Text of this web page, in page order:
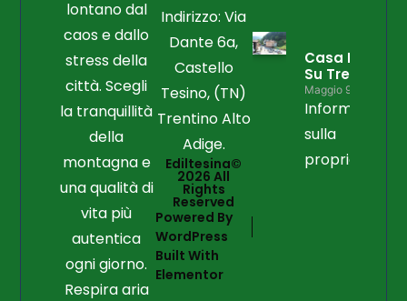
lontano dal
caos e dallo
stress della
città. Scegli
la tranquillità
della
montagna e
una qualità di
vita più
autentica
ogni giorno.
Respira aria
Indirizzo: Via
Dante 6a,
Castello
Tesino, (TN)
Trentino Alto
Adige.
Ediltesina©
2026 All
Rights
Reserved
Powered By
WordPress
Built With
Elementor
Casa Libera
Su Tre Lati
Maggio 9, 2026
Informazioni
sulla
proprietà